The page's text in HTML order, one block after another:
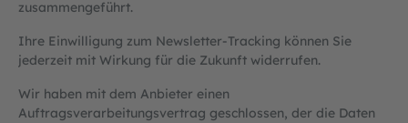
zusammengeführt.
Ihre Einwilligung zum Newsletter-Tracking können Sie
jederzeit mit Wirkung für die Zukunft widerrufen.
Wir haben mit dem Anbieter einen
Auftragsverarbeitungsvertrag geschlossen, der die Daten